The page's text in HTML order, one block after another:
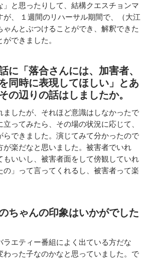
」と思ったりして、結構クエスチョンマ
が、 １週間のリハーサル期間で、（大江
ゃんとぶつけることができ、解釈できた
できました。
に「落合さんには、加害者、
同時に表現してほしい」とあ
の辺りの話はしましたか。
したが、それほど意識はしなかったで
ってみたら、その場の状況に応じて、
らできました。演じてみて分かったので
が楽だなと思いました。被害者でいれ
もいいし、被害者面をして傍観していれ
の」って言ってくれるし、被害者って楽
ちゃんの印象はいかがでした
エティー番組によく出ている方だな
わった子なのかなと思っていました。で